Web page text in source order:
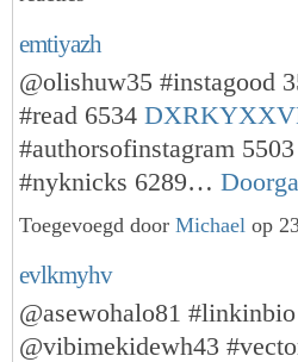
emtiyazh
@olishuw35 #instagood
#read 6534
#authorsofinstagram 5503
#nyknicks 6289…
Toegevoegd door Michael op
evlkmyhv
@asewohalo81
@vibimekidewh43